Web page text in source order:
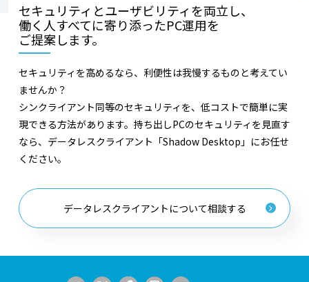
セキュリティとユーザビリティを両立し、
働く人すべてに寄り添ったPC運用を
ご提案します。
セキュリティを高めるなら、利便性は我慢するものと考えてい
ませんか？
シンクライアント同等のセキュリティを、低コストで簡単に実
現できる方法があります。持ち出しPCのセキュリティを見直す
なら、データレスクライアント「Shadow Desktop」にお任せ
ください。
データレスクライアントについて相談する